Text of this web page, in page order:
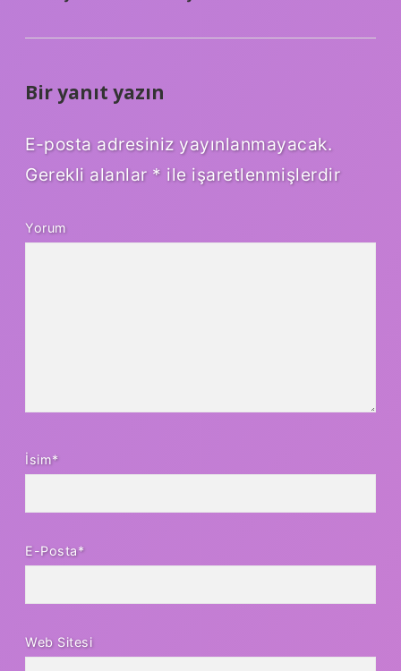
Bir yanıt yazın
E-posta adresiniz yayınlanmayacak.
Gerekli alanlar * ile işaretlenmişlerdir
Yorum
İsim*
E-Posta*
Web Sitesi